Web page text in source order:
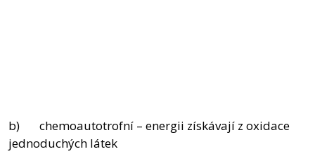
b) chemoautotrofní – energii získávají z oxidace
jednoduchých látek